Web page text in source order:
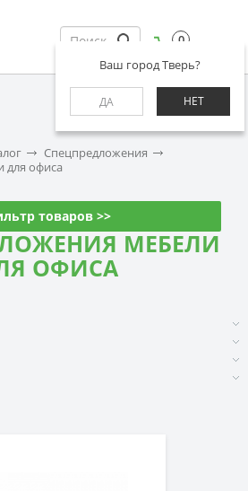
Ваш город Тверь?
ДА НЕТ
0
Спецпредложения
для офиса
товаров >>
МЕБЕЛИ
ОФИСА